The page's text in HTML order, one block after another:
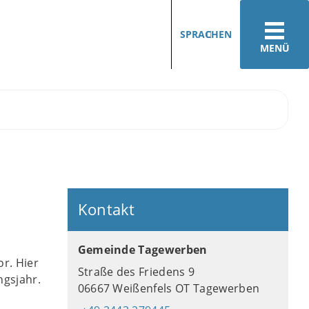
MENÜ
SPRACHEN
Hier
Kontakt
Gemeinde Tagewerben
Straße des Friedens 9
06667 Weißenfels OT Tagewerben